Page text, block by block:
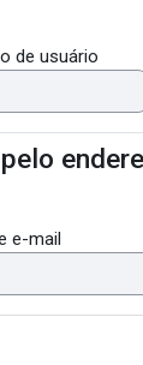
de usuário
e-mail